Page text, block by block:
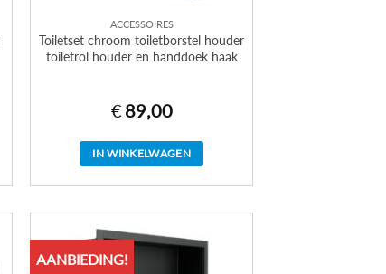
ACCESSOIRES
Toiletset chroom toiletborstel houder
toiletrol houder en handdoek haak
€ 89,00
IN WINKELWAGEN
AANBIEDING!